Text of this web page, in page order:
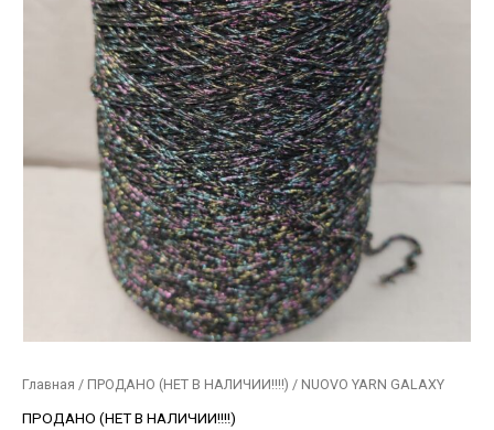
Главная / ПРОДАНО (НЕТ В НАЛИЧИИ!!!!) / NUOVO YARN GALAXY
ПРОДАНО (НЕТ В НАЛИЧИИ!!!!)